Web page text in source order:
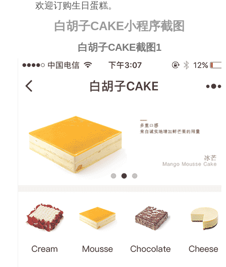
欢迎订购生日蛋糕。
白胡子CAKE小程序截图
白胡子CAKE截图1